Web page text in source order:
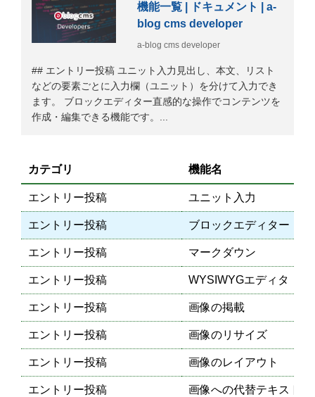
機能一覧 | ドキュメント | a-
blog cms developer
a-blog cms developer
## エントリー投稿 ユニット入力見出し、本文、リスト
などの要素ごとに入力欄（ユニット）を分けて入力でき
ます。 ブロックエディター直感的な操作でコンテンツを
作成・編集できる機能です。...
カテゴリ 機能名
エントリー投稿 ユニット入力
エントリー投稿 ブロックエディター
エントリー投稿 マークダウン
エントリー投稿 WYSIWYGエディタ
エントリー投稿 画像の掲載
エントリー投稿 画像のリサイズ
エントリー投稿 画像のレイアウト
エントリー投稿 画像への代替テキスト設